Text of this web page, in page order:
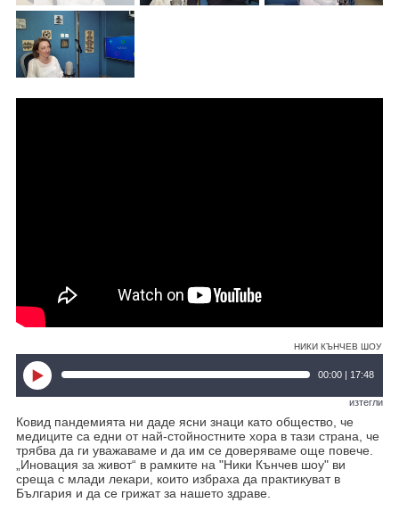
НИКИ КЪНЧЕВ ШОУ
00:00 | 17:48
изтегли
Ковид пандемията ни даде ясни знаци като общество, че
медиците са едни от най-стойностните хора в тази страна, че
трябва да ги уважаваме и да им се доверяваме още повече.
„Иновация за живот“ в рамките на "Ники Кънчев шоу" ви
среща с млади лекари, които избраха да практикуват в
България и да се грижат за нашето здраве.